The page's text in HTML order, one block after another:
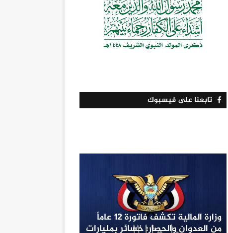
تابعنا على فيسبوك
وزارة المالية تكشف فاتورة 12 عاماً
من العدوان والحصار: خسائر بمليارات